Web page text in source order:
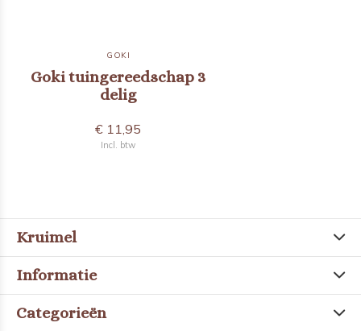
GOKI
Goki tuingereedschap 3
delig
€ 11,95
Incl. btw
Kruimel
Informatie
Categorieën